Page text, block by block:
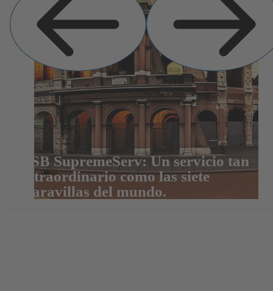
KSB SupremeServ: Un servicio tan
extraordinario como las siete
maravillas del mundo.